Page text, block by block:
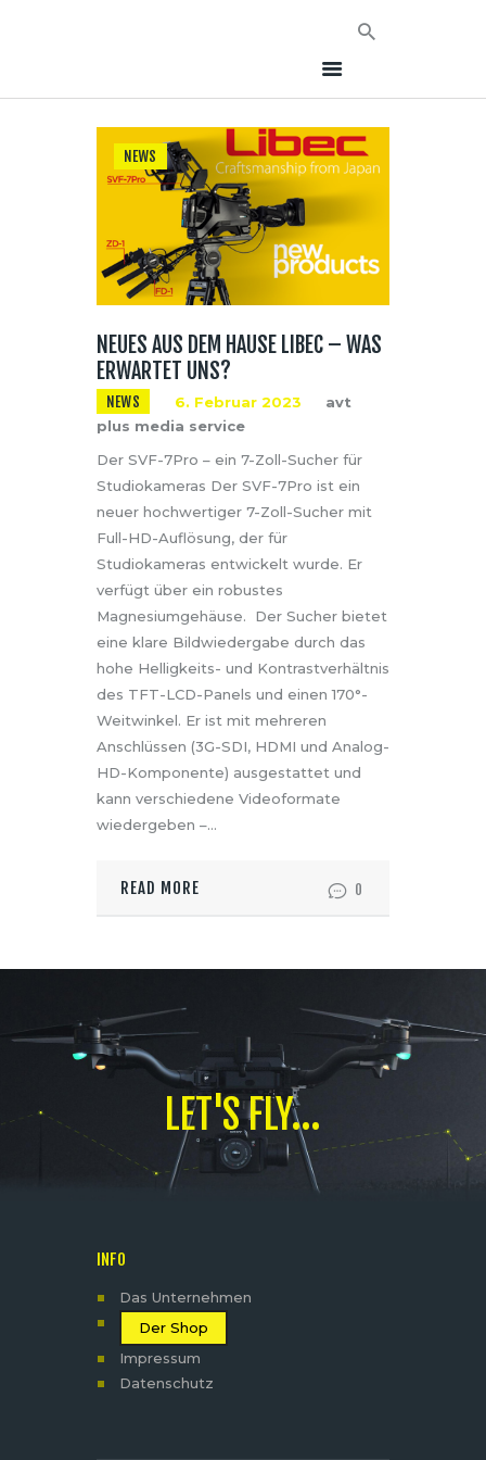
NEWS
AVT EVENTS
ÜBER AVT
KONTAKT
NEWS
NEUES AUS DEM HAUSE LIBEC – WAS
ERWARTET UNS?
NEWS 6. Februar 2023
avt
plus media service
Der SVF-7Pro – ein 7-Zoll-Sucher für
Studiokameras Der SVF-7Pro ist ein
neuer hochwertiger 7-Zoll-Sucher mit
Full-HD-Auflösung, der für
Studiokameras entwickelt wurde. Er
verfügt über ein robustes
Magnesiumgehäuse. Der Sucher bietet
eine klare Bildwiedergabe durch das
hohe Helligkeits- und Kontrastverhältnis
des TFT-LCD-Panels und einen 170°-
Weitwinkel. Er ist mit mehreren
Anschlüssen (3G-SDI, HDMI und Analog-
HD-Komponente) ausgestattet und
kann verschiedene Videoformate
wiedergeben –…
READ MORE 0
LET'S FLY...
INFO
Das Unternehmen
Der Shop
Impressum
Datenschutz